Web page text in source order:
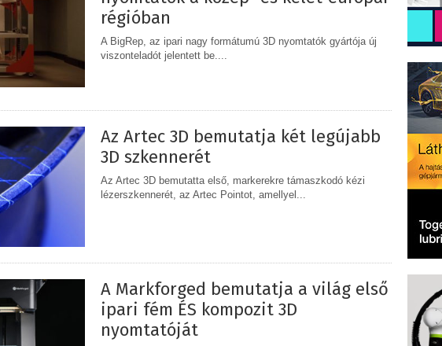
régióban
A BigRep, az ipari nagy formátumú 3D nyomtatók gyártója új
viszonteladót jelentett be....
Az Artec 3D bemutatja két legújabb
3D szkennerét
Az Artec 3D bemutatta első, markerekre támaszkodó kézi
lézerszkennerét, az Artec Pointot, amellyel...
A Markforged bemutatja a világ első
ipari fém ÉS kompozit 3D
nyomtatóját